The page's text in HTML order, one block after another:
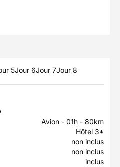
5Jour 6Jour 7Jour 8
Avion - 01h - 80km
Hôtel 3*
non inclus
non inclus
inclus